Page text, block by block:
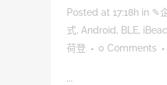
Posted at 17:18h in ✎
式, Android, BLE,
荷登
0 Comments
...